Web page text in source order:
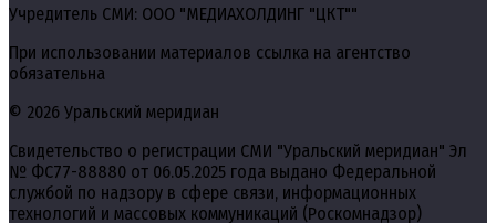
Учредитель СМИ: ООО "МЕДИАХОЛДИНГ "ЦКТ""
При использовании материалов ссылка на агентство
обязательна
© 2026 Уральский меридиан
Свидетельство о регистрации СМИ "Уральский меридиан" Эл
№ ФС77-88880 от 06.05.2025 года выдано Федеральной
службой по надзору в сфере связи, информационных
технологий и массовых коммуникаций (Роскомнадзор)